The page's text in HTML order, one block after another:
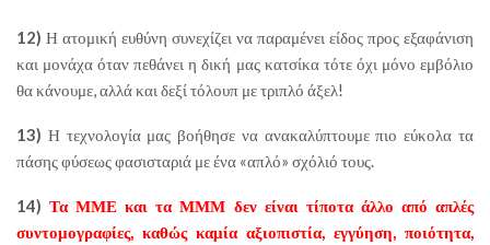
12) Η ατομική ευθύνη συνεχίζει να παραμένει είδος προς εξαφάνιση
και μονάχα όταν πεθάνει η δική μας κατσίκα τότε όχι μόνο εμβόλιο
θα κάνουμε, αλλά και δεξί τόλουπ με τριπλό άξελ!
13) Η τεχνολογία μας βοήθησε να ανακαλύπτουμε πιο εύκολα τα
πάσης φύσεως φασισταριά με ένα «απλό» σχόλιό τους.
14) Τα ΜΜΕ και τα ΜΜΜ δεν είναι τίποτα άλλο από απλές
συντομογραφίες, καθώς καμία αξιοπιστία, εγγύηση, ποιότητα,